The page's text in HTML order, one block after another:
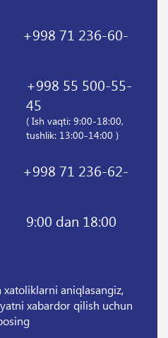
+998 71 236-60-
+998 55 500-55-
45
( Ish vaqti: 9:00-18:00,
tushlik: 13:00-14:00 )
+998 71 236-62-
9:00 dan 18:00
aniqlasangiz,
xabardor qilish uchun